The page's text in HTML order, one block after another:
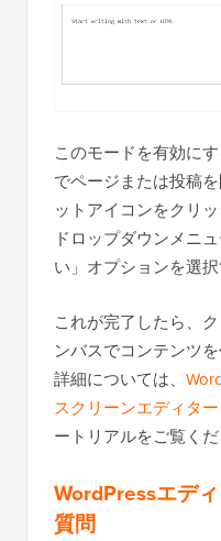
このモードを有効に
でページまたは投稿
ットアイコンをクリ
ドロップダウンメニ
い」オプションを選
これが完了したら、
ンバスでコンテンツ
詳細については、
スクリーンエディタ
ートリアルをご覧くだ
WordPressエデ
質問